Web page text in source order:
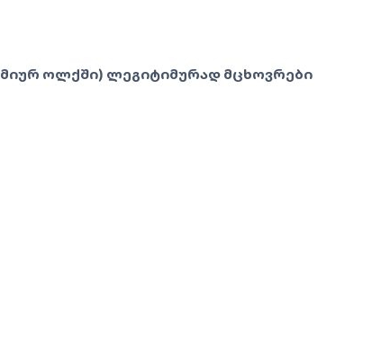
ოლქში) ლეგიტიმურად მცხოვრები